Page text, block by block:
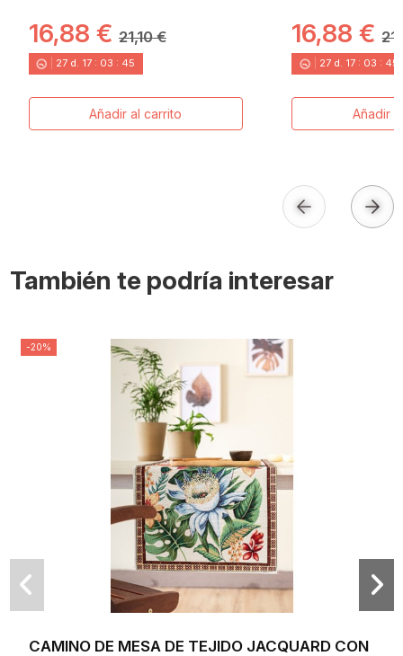
16,88 € 21,10 €
27 d. 17 : 03 : 44
Añadir al carrito
OTOÑO EN
16,88 €
27d. 17: 03 : 44
Añadir
También te podría interesar
-20%
CAMINO DE MESA DE TEJIDO JACQUARD CON